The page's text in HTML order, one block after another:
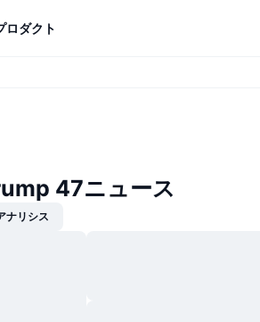
ロダクト
47ニュース
ナリシス